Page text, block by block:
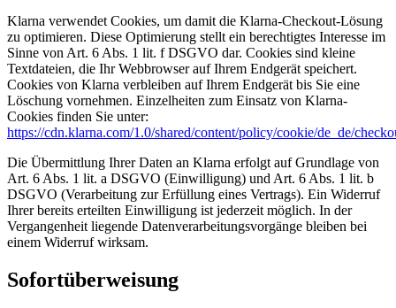
Klarna verwendet Cookies, um damit die Klarna-Checkout-Lösung
zu optimieren. Diese Optimierung stellt ein berechtigtes Interesse im
Sinne von Art. 6 Abs. 1 lit. f DSGVO dar. Cookies sind kleine
Textdateien, die Ihr Webbrowser auf Ihrem Endgerät speichert.
Cookies von Klarna verbleiben auf Ihrem Endgerät bis Sie eine
Löschung vornehmen. Einzelheiten zum Einsatz von Klarna-
Cookies finden Sie unter:
https://cdn.klarna.com/1.0/shared/content/policy/cookie/de_de/
Die Übermittlung Ihrer Daten an Klarna erfolgt auf Grundlage von
Art. 6 Abs. 1 lit. a DSGVO (Einwilligung) und Art. 6 Abs. 1 lit. b
DSGVO (Verarbeitung zur Erfüllung eines Vertrags). Ein Widerruf
Ihrer bereits erteilten Einwilligung ist jederzeit möglich. In der
Vergangenheit liegende Datenverarbeitungsvorgänge bleiben bei
einem Widerruf wirksam.
Sofortüberweisung